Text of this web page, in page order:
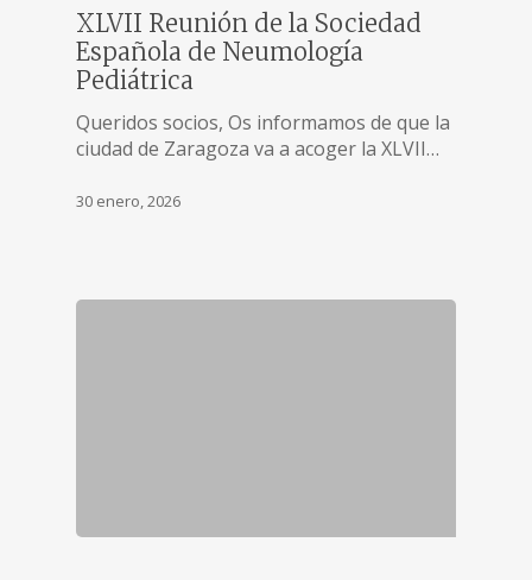
XLVII Reunión de la Sociedad
Española de Neumología
Pediátrica
Queridos socios, Os informamos de que la
ciudad de Zaragoza va a acoger la XLVII…
30 enero, 2026